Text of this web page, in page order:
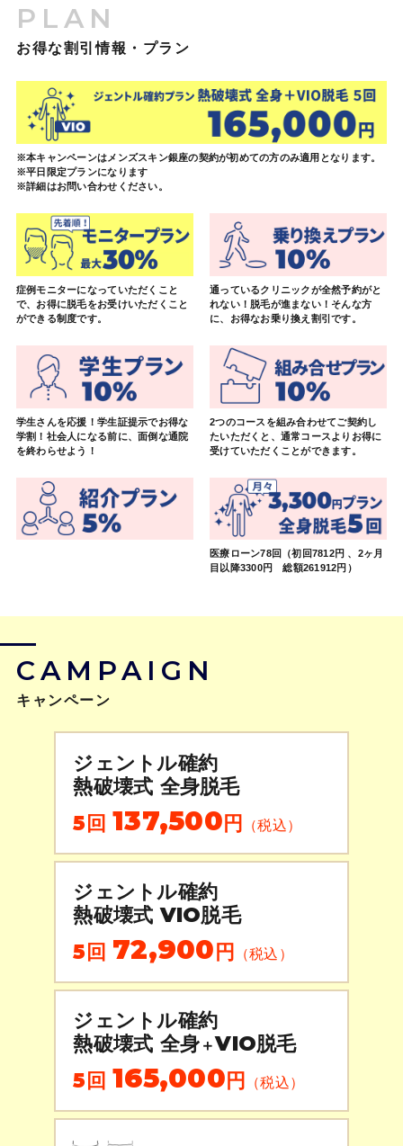
PLAN
お得な割引情報・プラン
※本キャンペーンはメンズスキン銀座の契約が初めての方のみ適用となります。
※平日限定プランになります
※詳細はお問い合わせください。
症例モニターになっていただくこと
で、お得に脱毛をお受けいただくこと
ができる制度です。
通っているクリニックが全然予約がと
れない！脱毛が進まない！そんな方
に、お得なお乗り換え割引です。
学生さんを応援！学生証提示でお得な
学割！社会人になる前に、面倒な通院
を終わらせよう！
2つのコースを組み合わせてご契約し
たいただくと、通常コースよりお得に
受けていただくことができます。
医療ローン78回（初回7812円 、2ヶ月
目以降3300円 総額261912円）
CAMPAIGN
キャンペーン
ジェントル確約
熱破壊式 全身脱毛
5回137,500円 （税込）
ジェントル確約
熱破壊式 VIO脱毛
5回 72,900円 （税込）
ジェントル確約
熱破壊式 全身 ＋VIO脱毛
5回165,000円 （税込）